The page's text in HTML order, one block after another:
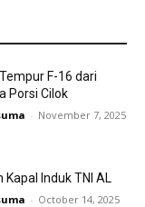
F-16 dari
Porsi Cilok
- November 7, 2025
Induk TNI AL
- October 14, 2025